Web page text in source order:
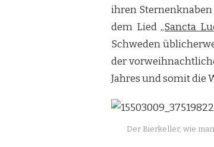
ihren
dem Lied„Sancta
Schweden
der
Jahres und somit die
Der Bierkeller, wie